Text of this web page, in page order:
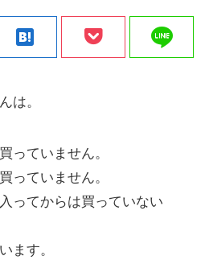
hatenabookmark line
は。
っていません。
っていません。
ってからは買っていない
ます。